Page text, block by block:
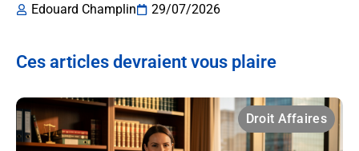
Edouard Champlin
29/07/2026
Ces articles devraient vous plaire
Droit Affaires